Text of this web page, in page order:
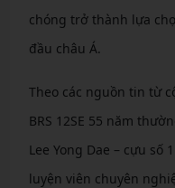
chóng trở thành lựa
đầu châu Á.
Theo các nguồn tin từ
BRS 12SE 55 năm
Lee Yong Dae – cựu số
luyện viên chuyên